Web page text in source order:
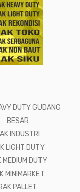
DUTY GUDANG
BESAR
INDUSTRI
LIGHT DUTY
MEDIUM DUTY
MINIMARKET
PALLET